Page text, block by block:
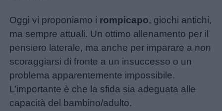
Oggi vi proponiamo i rompicapo, giochi antichi,
ma sempre attuali. Un ottimo allenamento per il
pensiero laterale, ma anche per imparare a non
scoraggiarsi di fronte a un insuccesso o un
problema apparentemente impossibile.
L’importante è che la sfida sia adeguata alle
capacità del bambino/adulto.